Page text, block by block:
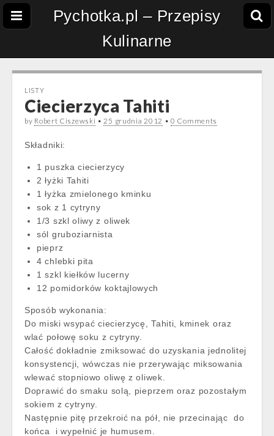
Pychotka.pl – Przepisy
Kulinarne
LISTY
Ciecierzyca Tahiti
by Robert Ciszewski •25 grudnia 2012 •0 Comments
Składniki:
1 puszka ciecierzycy
2 łyżki Tahiti
1 łyżka zmielonego kminku
sok z 1 cytryny
1/3 szkl oliwy z oliwek
sól gruboziarnista
pieprz
4 chlebki pita
1 szkl kiełków lucerny
12 pomidorków koktajlowych
Sposób wykonania:
Do miski wsypać ciecierzycę, Tahiti, kminek oraz
wlać połowę soku z cytryny.
Całość dokładnie zmiksować do uzyskania jednolitej
konsystencji, wówczas nie przerywając miksowania
wlewać stopniowo oliwę z oliwek.
Doprawić do smaku solą, pieprzem oraz pozostałym
sokiem z cytryny.
Następnie pitę przekroić na pół, nie przecinając do
końca i wypełnić je humusem.